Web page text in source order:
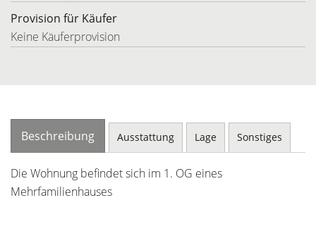
Provision für Käufer
Keine Käuferprovision
Beschreibung Ausstattung Lage Sonstiges
Die Wohnung befindet sich im 1. OG eines
Mehrfamilienhauses